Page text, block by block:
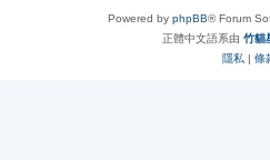
Powered by phpBB® Forum
正體中文語系由 竹貓
隱私 | 條